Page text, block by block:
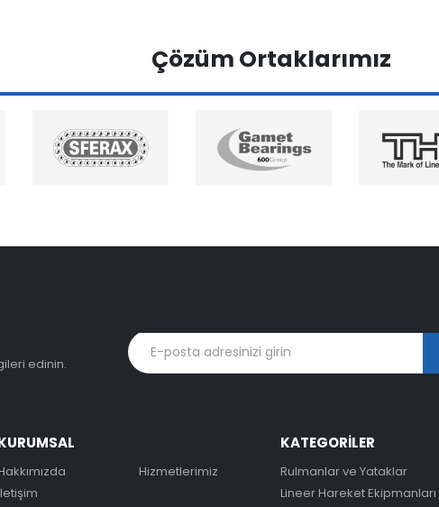
Çözüm Ortaklarımız
edinin.
Hizmetlerimiz
KATEGORİLER
Rulmanlar ve Yataklar
Lineer Hareket Ekipmanları